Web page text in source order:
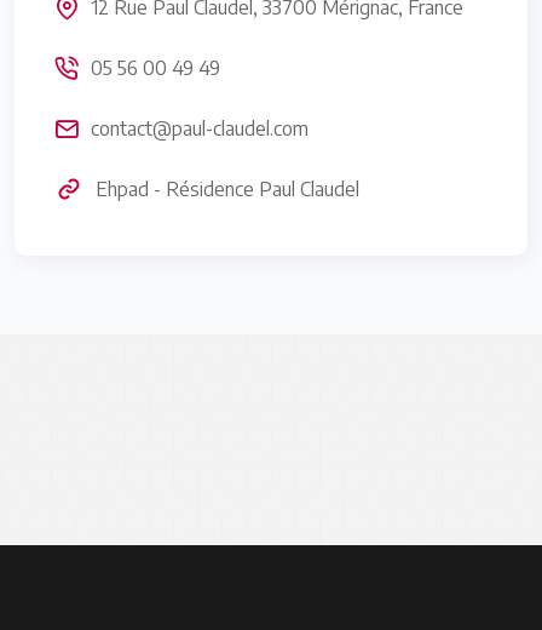
12 Rue Paul Claudel, 33700 Mérignac, France
05 56 00 49 49
contact@paul-claudel.com
Ehpad - Résidence Paul Claudel